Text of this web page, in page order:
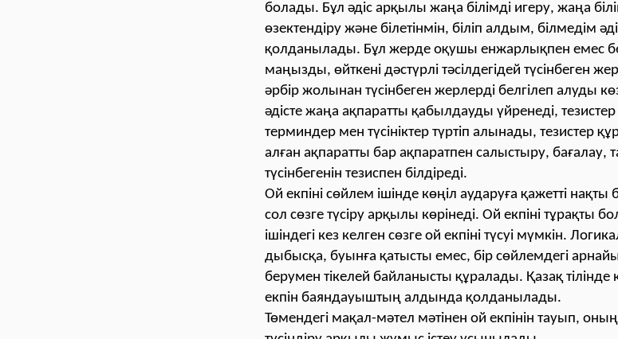
болады. Бұл әдіс арқылы жаңа білімді игеру, жаңа
өзектендіру және білетінмін, біліп алдым, білмедім
қолданылады. Бұл жерде оқушы енжарлықпен емес
маңызды, өйткені дәстүрлі тәсілдегідей түсінбеген
әрбір жолынан түсінбеген жерлерді белгілеп алуды
әдісте жаңа ақпаратты қабылдауды үйренеді,
терминдер мен түсініктер түртіп алынады, тезистер
алған ақпаратты бар ақпаратпен салыстыру, бағалау,
түсінбегенін тезиспен білдіреді.
Ой екпіні сөйлем ішінде көңіл аударуға қажетті нақты
сол сөзге түсіру арқылы көрінеді. Ой екпіні тұрақты
ішіндегі кез келген сөзге ой екпіні түсуі мүмкін.
дыбысқа, буынға қатысты емес, бір сөйлемдегі арнайы
берумен тікелей байланысты құралады. Қазақ
екпін баяндауыштың алдында қолданылады.
Төмендегі мақал-мәтел мәтінен ой екпінін тауып,